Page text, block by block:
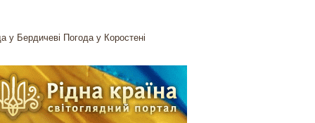
у Бердичеві Погода у Коростені